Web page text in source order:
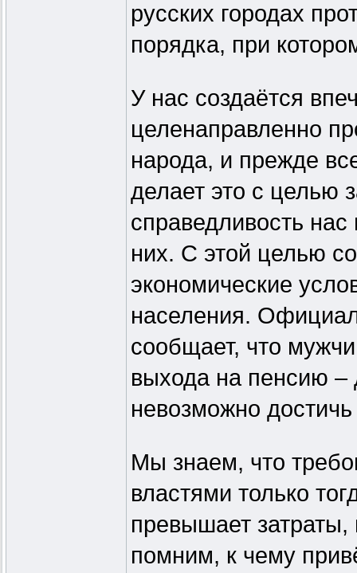
русских городах
порядка, при
У нас создаётся
целенаправленно
народа, и прежде
делает это с целью
справедливость
них. С этой
экономические
населения.
сообщает, что
выхода на пенсию –
невозможно
Мы знаем, что
властями только
превышает
помним, к чему